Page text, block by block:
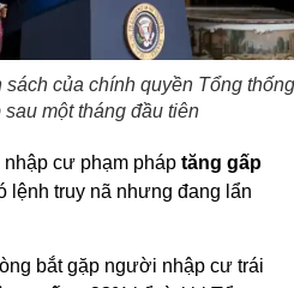
sách của chính quyền Tổng thống
sau một tháng đầu tiên
cư phạm pháp tăng gấp
lệnh truy nã nhưng đang lẩn
bắt gặp người nhập cư trái